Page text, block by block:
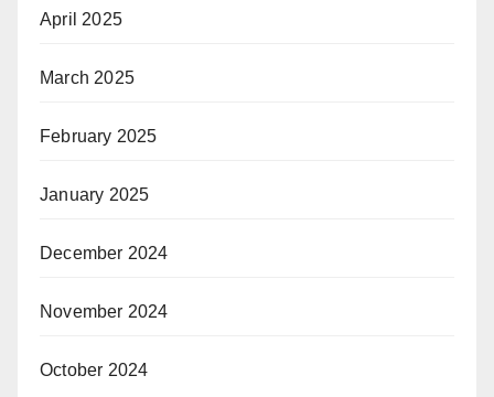
April 2025
March 2025
February 2025
January 2025
December 2024
November 2024
October 2024